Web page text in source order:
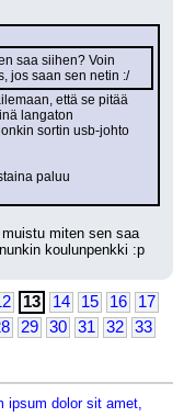
saa siihen? Voin
jos saan sen netin :/
langaton
sortin usb-johto
paluu
miten sen saa
koulunpenkki :p
13 14 15 16
17
29 30 31 32
33
ipsum dolor sit amet,